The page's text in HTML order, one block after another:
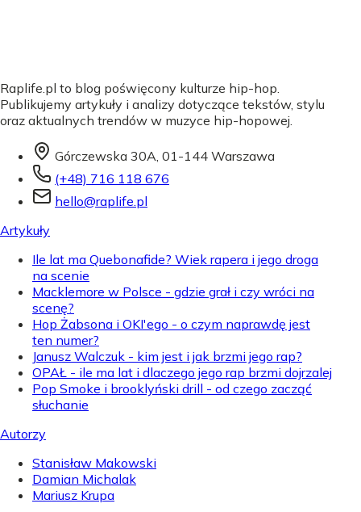
Raplife.pl to blog poświęcony kulturze hip-hop.
Publikujemy artykuły i analizy dotyczące tekstów, stylu
oraz aktualnych trendów w muzyce hip-hopowej.
Górczewska 30A, 01-144 Warszawa
(+48) 716 118 676
hello@raplife.pl
Artykuły
Ile lat ma Quebonafide? Wiek rapera i jego droga
na scenie
Macklemore w Polsce - gdzie grał i czy wróci na
scenę?
Hop Żabsona i OKI'ego - o czym naprawdę jest
ten numer?
Janusz Walczuk - kim jest i jak brzmi jego rap?
OPAŁ - ile ma lat i dlaczego jego rap brzmi dojrzalej
Pop Smoke i brooklyński drill - od czego zacząć
słuchanie
Autorzy
Stanisław Makowski
Damian Michalak
Mariusz Krupa